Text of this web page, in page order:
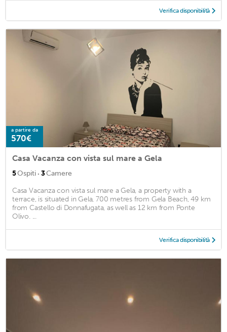
Verifica disponibilità
a partire da
570€
Casa Vacanza con vista sul mare a Gela
5Ospiti · 3Camere
Casa Vacanza con vista sul mare a Gela, a property with a
terrace, is situated in Gela, 700 metres from Gela Beach, 49 km
from Castello di Donnafugata, as well as 12 km from Ponte
Olivo. ...
Verifica disponibilità